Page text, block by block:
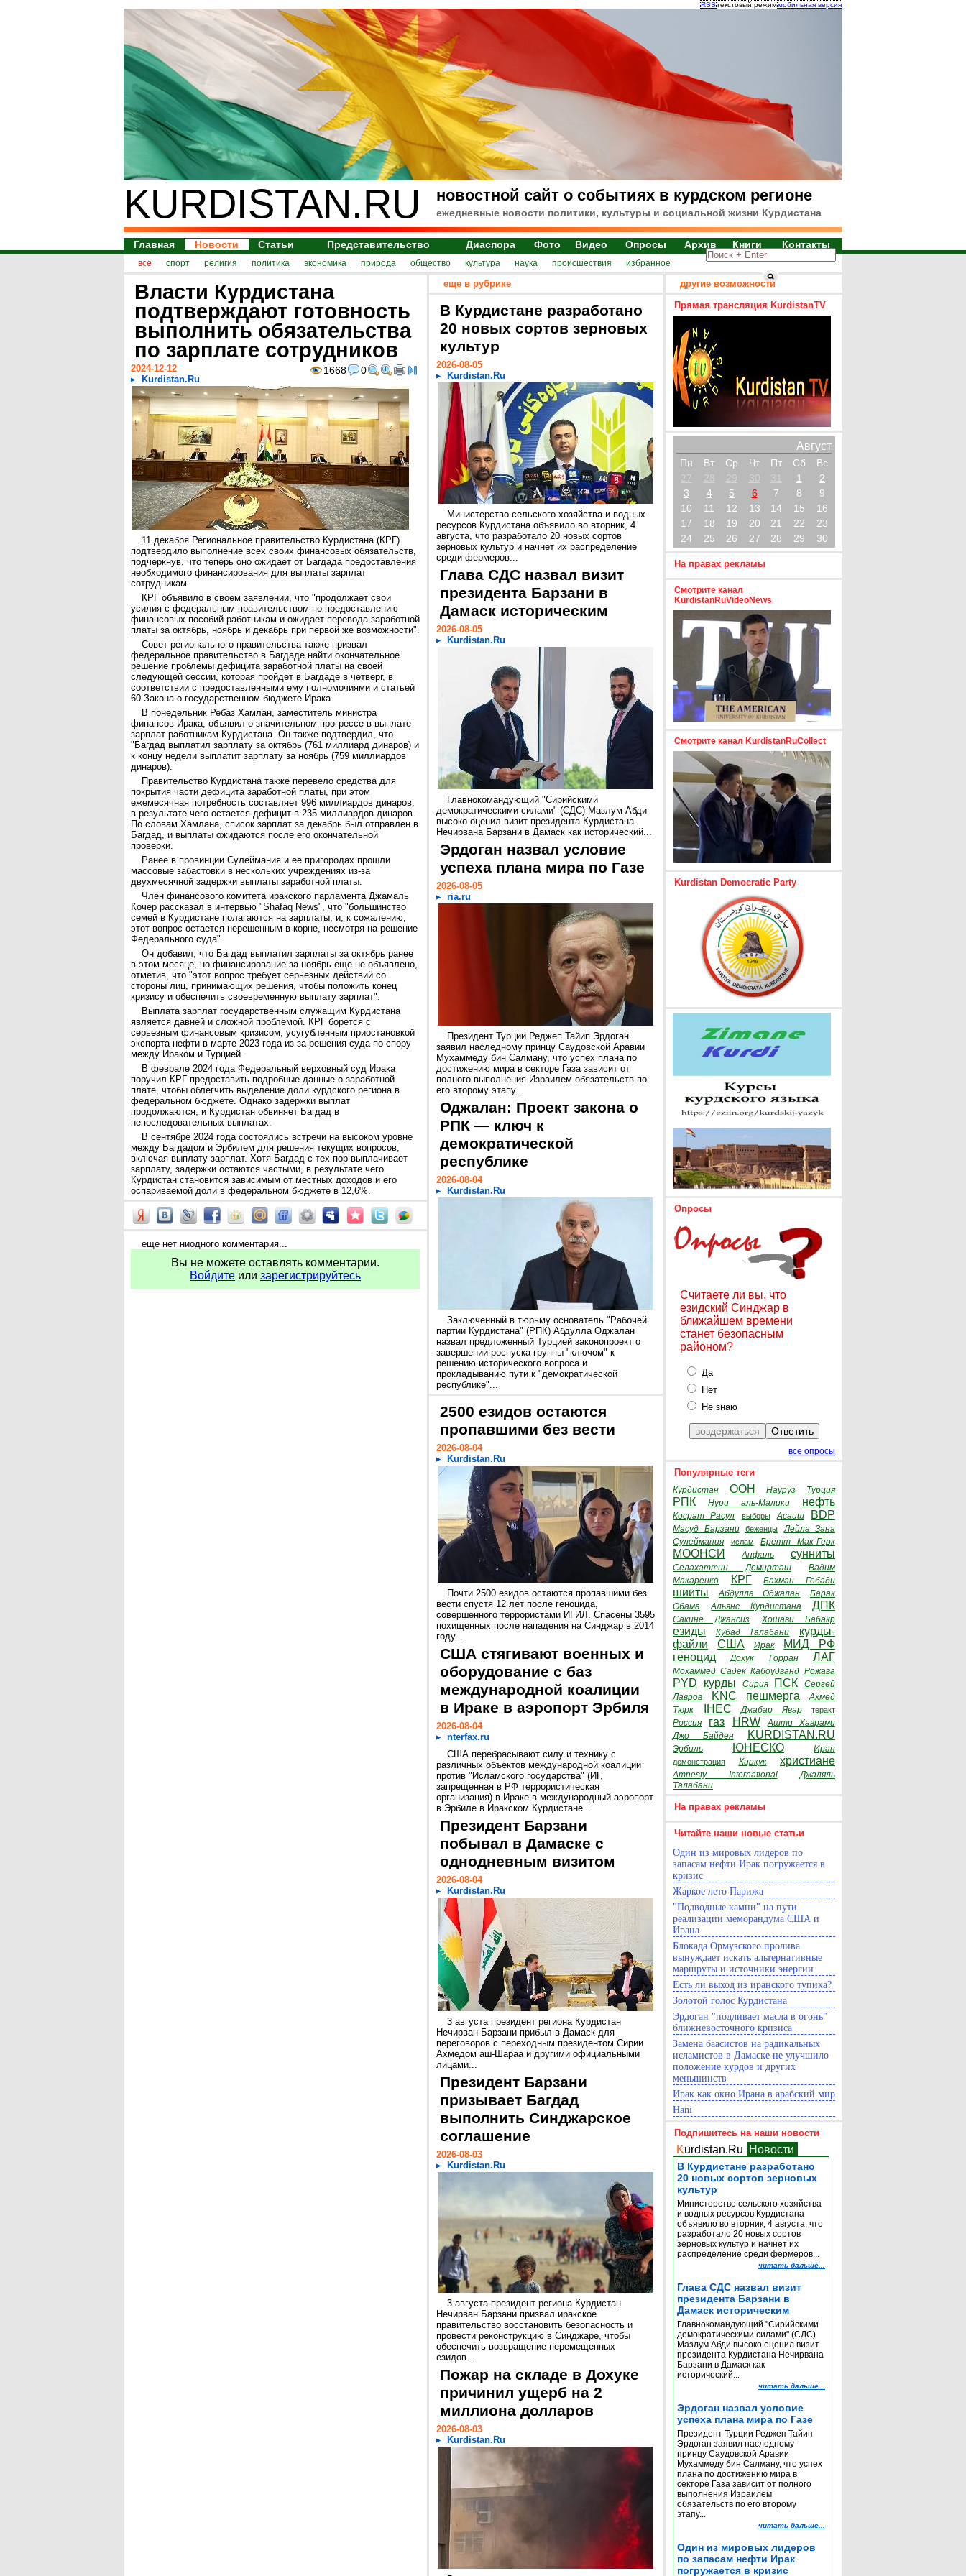
RSSтекстовый режиммобильная версия
KURDISTAN.RU новостной сайт о событиях в курдском регионе
ежедневные новости политики, культуры и социальной жизни Курдистана
Главная Новости Статьи Представительство Диаспора Фото Видео Опросы Архив Книги Контакты
все спорт религия политика экономика природа общество культура наука происшествия избранное
Власти Курдистана
подтверждают готовность
выполнить обязательства
по зарплате сотрудников
1668 0
2024-12-12
Kurdistan.Ru
11 декабря Региональное правительство Курдистана (КРГ)
подтвердило выполнение всех своих финансовых обязательств,
подчеркнув, что теперь оно ожидает от Багдада предоставления
необходимого финансирования для выплаты зарплат
сотрудникам.
КРГ объявило в своем заявлении, что "продолжает свои
усилия с федеральным правительством по предоставлению
финансовых пособий работникам и ожидает перевода заработной
платы за октябрь, ноябрь и декабрь при первой же возможности".
Совет регионального правительства также призвал
федеральное правительство в Багдаде найти окончательное
решение проблемы дефицита заработной платы на своей
следующей сессии, которая пройдет в Багдаде в четверг, в
соответствии с предоставленными ему полномочиями и статьей
60 Закона о государственном бюджете Ирака.
В понедельник Ребаз Хамлан, заместитель министра
финансов Ирака, объявил о значительном прогрессе в выплате
зарплат работникам Курдистана. Он также подтвердил, что
"Багдад выплатил зарплату за октябрь (761 миллиард динаров) и
к концу недели выплатит зарплату за ноябрь (759 миллиардов
динаров).
Правительство Курдистана также перевело средства для
покрытия части дефицита заработной платы, при этом
ежемесячная потребность составляет 996 миллиардов динаров,
в результате чего остается дефицит в 235 миллиардов динаров.
По словам Хамлана, список зарплат за декабрь был отправлен в
Багдад, и выплаты ожидаются после его окончательной
проверки.
Ранее в провинции Сулеймания и ее пригородах прошли
массовые забастовки в нескольких учреждениях из-за
двухмесячной задержки выплаты заработной платы.
Член финансового комитета иракского парламента Джамаль
Кочер рассказал в интервью "Shafaq News", что "большинство
семей в Курдистане полагаются на зарплаты, и, к сожалению,
этот вопрос остается нерешенным в корне, несмотря на решение
Федерального суда".
Он добавил, что Багдад выплатил зарплаты за октябрь ранее
в этом месяце, но финансирование за ноябрь еще не объявлено,
отметив, что "этот вопрос требует серьезных действий со
стороны лиц, принимающих решения, чтобы положить конец
кризису и обеспечить своевременную выплату зарплат".
Выплата зарплат государственным служащим Курдистана
является давней и сложной проблемой. КРГ борется с
серьезным финансовым кризисом, усугубленным приостановкой
экспорта нефти в марте 2023 года из-за решения суда по спору
между Ираком и Турцией.
В феврале 2024 года Федеральный верховный суд Ирака
поручил КРГ предоставить подробные данные о заработной
плате, чтобы облегчить выделение доли курдского региона в
федеральном бюджете. Однако задержки выплат
продолжаются, и Курдистан обвиняет Багдад в
непоследовательных выплатах.
В сентябре 2024 года состоялись встречи на высоком уровне
между Багдадом и Эрбилем для решения текущих вопросов,
включая выплату зарплат. Хотя Багдад с тех пор выплачивает
зарплату, задержки остаются частыми, в результате чего
Курдистан становится зависимым от местных доходов и его
оспариваемой доли в федеральном бюджете в 12,6%.
еще нет ниодного комментария...
Вы не можете оставлять комментарии.
Войдите или зарегистрируйтесь
еще в рубрике
В Курдистане разработано
20 новых сортов зерновых
культур
2026-08-05
Kurdistan.Ru
Министерство сельского хозяйства и водных
ресурсов Курдистана объявило во вторник, 4
августа, что разработало 20 новых сортов
зерновых культур и начнет их распределение
среди фермеров...
Глава СДС назвал визит
президента Барзани в
Дамаск историческим
2026-08-05
Kurdistan.Ru
Главнокомандующий "Сирийскими
демократическими силами" (СДС) Мазлум Абди
высоко оценил визит президента Курдистана
Нечирвана Барзани в Дамаск как исторический...
Эрдоган назвал условие
успеха плана мира по Газе
2026-08-05
ria.ru
Президент Турции Реджеп Тайип Эрдоган
заявил наследному принцу Саудовской Аравии
Мухаммеду бин Салману, что успех плана по
достижению мира в секторе Газа зависит от
полного выполнения Израилем обязательств по
его второму этапу...
Оджалан: Проект закона о
РПК — ключ к
демократической
республике
2026-08-04
Kurdistan.Ru
Заключенный в тюрьму основатель "Рабочей
партии Курдистана" (РПК) Абдулла Оджалан
назвал предложенный Турцией законопроект о
завершении роспуска группы "ключом" к
решению исторического вопроса и
прокладыванию пути к "демократической
республике"...
2500 езидов остаются
пропавшими без вести
2026-08-04
Kurdistan.Ru
Почти 2500 езидов остаются пропавшими без
вести спустя 12 лет после геноцида,
совершенного террористами ИГИЛ. Спасены 3595
похищенных после нападения на Синджар в 2014
году...
США стягивают военных и
оборудование с баз
международной коалиции
в Ираке в аэропорт Эрбиля
2026-08-04
nterfax.ru
США перебрасывают силу и технику с
различных объектов международной коалиции
против "Исламского государства" (ИГ,
запрещенная в РФ террористическая
организация) в Ираке в международный аэропорт
в Эрбиле в Иракском Курдистане...
Президент Барзани
побывал в Дамаске с
однодневным визитом
2026-08-04
Kurdistan.Ru
3 августа президент региона Курдистан
Нечирван Барзани прибыл в Дамаск для
переговоров с переходным президентом Сирии
Ахмедом аш-Шараа и другими официальными
лицами...
Президент Барзани
призывает Багдад
выполнить Синджарское
соглашение
2026-08-03
Kurdistan.Ru
3 августа президент региона Курдистан
Нечирван Барзани призвал иракское
правительство восстановить безопасность и
провести реконструкцию в Синджаре, чтобы
обеспечить возвращение перемещенных
езидов...
Пожар на складе в Дохуке
причинил ущерб на 2
миллиона долларов
2026-08-03
Kurdistan.Ru
другие возможности
Прямая трансляция KurdistanTV
Август
Пн Вт Ср Чт Пт Сб
Вс
27
28 29 30 31 1
2
3
4 5 6 7 8
9
10
11 12 13 14 15
16
17
18 19 20 21 22
23
24
25 26 27 28 29 30
На правах рекламы
Смотрите канал
KurdistanRuVideoNews
Смотрите канал KurdistanRuCollect
Kurdistan Democratic Party
Опросы
Считаете ли вы, что
езидский Синджар в
ближайшем времени
станет безопасным
районом?
Да
Нет
Не знаю
все опросы
Популярные теги
Курдистан ООН Науруз Турция
РПК Нури аль-Малики нефть
Косрат Расул выборы Асаиш BDP
Масуд Барзани беженцы
Лейла Зана
Сулеймания
ислам Бретт Мак-Герк
МООНСИ Анфаль сунниты
Селахаттин Демирташ
Вадим
Макаренко
КРГ Бахман Гобади
шииты Абдулла Оджалан
Барак
Обама
Альянс Курдистана ДПК
Сакине Джансиз Хошави Бабакр
езиды Кубад Талабани
курды-
файли
США Ирак
МИД РФ
геноцид
Дохук Горран ЛАГ
Мохаммед Садек Кабоудванд Рожава
PYD курды Сирия ПСК
Сергей
Лавров
KNC пешмерга
Ахмед
Тюрк
IHEC Джабар Явар теракт
Россия газ HRW
Ашти Хаврами
Джо Байден
KURDISTAN.RU
Эрбиль ЮНЕСКО Иран
демонстрация Киркук христиане
Amnesty International
Джаляль
Талабани
На правах рекламы
Читайте наши новые статьи
Один из мировых лидеров по
запасам нефти Ирак погружается в
кризис
Жаркое лето Парижа
"Подводные камни" на пути
реализации меморандума США и
Ирана
Блокада Ормузского пролива
вынуждает искать альтернативные
маршруты и источники энергии
Есть ли выход из иранского тупика?
Золотой голос Курдистана
Эрдоган "подливает масла в огонь"
ближневосточного кризиса
Замена баасистов на радикальных
исламистов в Дамаске не улучшило
положение курдов и других
меньшинств
Ирак как окно Ирана в арабский мир
Hani
Подпишитесь на наши новости
Kurdistan.Ru Новости
В Курдистане разработано
20 новых сортов зерновых
культур
Министерство сельского хозяйства
и водных ресурсов Курдистана
объявило во вторник, 4 августа, что
разработало 20 новых сортов
зерновых культур и начнет их
распределение среди фермеров...
читать дальше...
Глава СДС назвал визит
президента Барзани в
Дамаск историческим
Главнокомандующий "Сирийскими
демократическими силами" (СДС)
Мазлум Абди высоко оценил визит
президента Курдистана Нечирвана
Барзани в Дамаск как
исторический...
читать дальше...
Эрдоган назвал условие
успеха плана мира по Газе
Президент Турции Реджеп Тайип
Эрдоган заявил наследному
принцу Саудовской Аравии
Мухаммеду бин Салману, что успех
плана по достижению мира в
секторе Газа зависит от полного
выполнения Израилем
обязательств по его второму
этапу...
читать дальше...
Один из мировых лидеров
по запасам нефти Ирак
погружается в кризис